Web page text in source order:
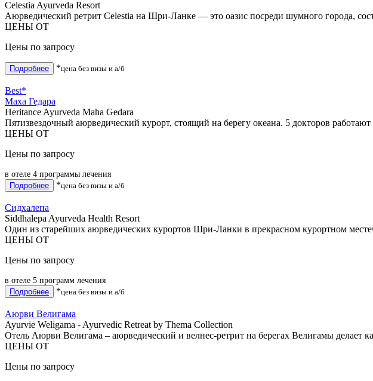
Celestia Ayurveda Resort
Аюрведический ретрит Celestia на Шри-Ланке — это оазис посреди шумного города,
ЦЕНЫ ОТ
Цены по запросу
Подробнее *цена без визы и а/б
Best*
Маха Гедара
Heritance Ayurveda Maha Gedara
Пятизвездочный аюрведический курорт, стоящий на берегу океана. 5 докторов
ЦЕНЫ ОТ
Цены по запросу
в отеле 4 программы лечения
Подробнее *цена без визы и а/б
Сидхалепа
Siddhalepa Ayurveda Health Resort
Один из старейших аюрведических курортов Шри-Ланки в прекрасном курортном
ЦЕНЫ ОТ
Цены по запросу
в отеле 5 программ лечения
Подробнее *цена без визы и а/б
Аюрви Велигама
Ayurvie Weligama - Ayurvedic Retreat by Thema Collection
Отель Аюрви Велигама – аюрведический и велнес-ретрит на берегах Велигамы делает
ЦЕНЫ ОТ
Цены по запросу